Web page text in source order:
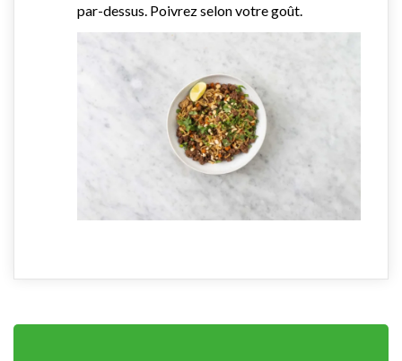
par-dessus. Poivrez selon votre goût.